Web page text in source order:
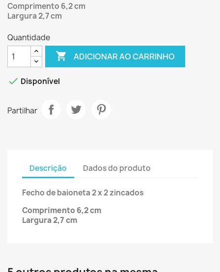
Comprimento 6,2 cm
Largura 2,7 cm
Quantidade
 ADICIONAR AO CARRINHO
 Disponível
Partilhar
Descrição Dados do produto
Fecho de baioneta 2 x 2 zincados
Comprimento 6,2 cm
Largura 2,7 cm